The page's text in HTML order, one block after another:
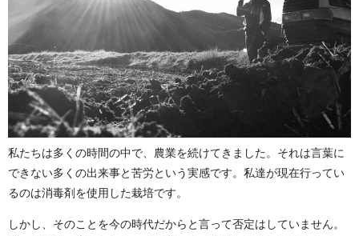
私たちは多くの時間の中で、農業を続けてきました。それは言葉に
できない多くの出来事と苦労という実感です。私達が現在行ってい
るのは消毒剤を使用した栽培です。
しかし、そのことを今の時代だからと言って否定はしていません。